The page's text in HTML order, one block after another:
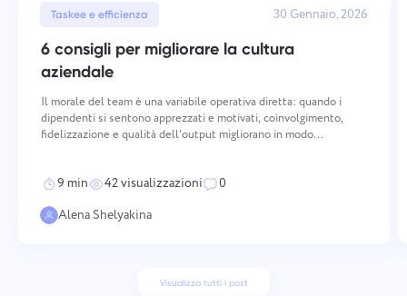
Taskee e efficienza 30 Gennaio, 2026
6 consigli per migliorare la cultura
aziendale
Il morale del team è una variabile operativa diretta: quando i
dipendenti si sentono apprezzati e motivati, coinvolgimento,
fidelizzazione e qualità dell'output migliorano in modo
9 min 42 visualizzazioni
0
Alena Shelyakina
Visualizza tutti i post